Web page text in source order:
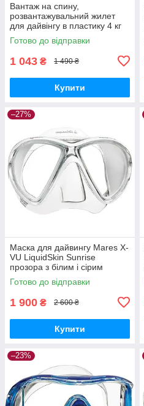
Вантаж на спину,
розвантажувальний жилет
для дайвінгу в пластику 4 кг
М0100
Готово до відправки
1 043 ₴ 1 490 ₴
Купити
–27%
Маска для дайвингу Mares X-
VU LiquidSkin Sunrise
прозора з білим і сірим
411041.BXSWHWH
Готово до відправки
1 900 ₴ 2 600 ₴
Купити
–23%